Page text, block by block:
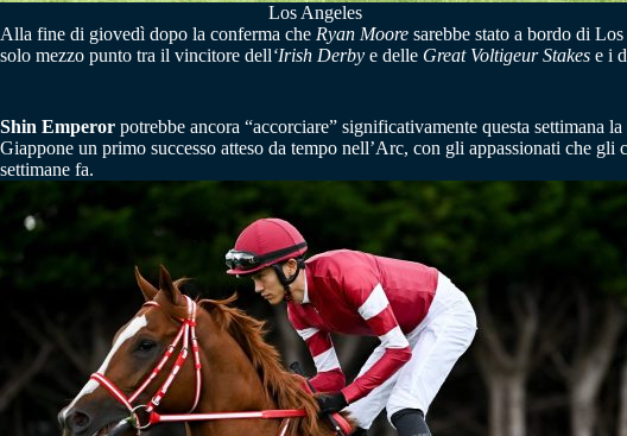
Los Angeles
Alla fine di giovedì dopo la conferma che Ryan Moore sarebbe stato a bordo di
solo mezzo punto tra il vincitore dell‘Irish Derby e delle Great Voltigeur Stakes e i
Shin Emperor potrebbe ancora “accorciare” significativamente questa settimana
Giappone un primo successo atteso da tempo nell’Arc, con gli appassionati che
settimane fa.